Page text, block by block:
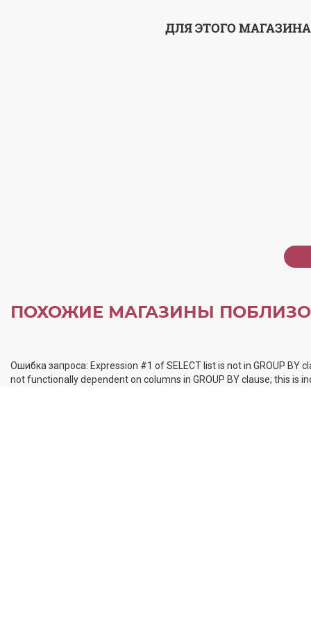
ДЛЯ ЭТОГО
ПОХОЖИЕ МАГАЗИНЫ
Ошибка запроса: Expression #1 of SELECT list is not in GROUP
not functionally dependent on columns in GROUP BY clause; this is